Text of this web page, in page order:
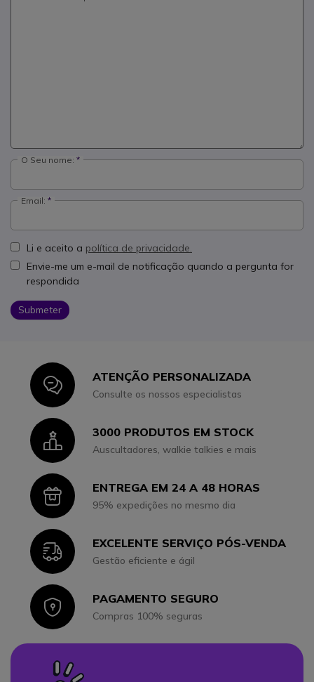
O Seu nome:
Email:
Li e aceito a política de privacidade.
Envie-me um e-mail de notificação quando a pergunta for
respondida
Submeter
IconATENÇÃO PERSONALIZADA
Consulte os nossos especialistas
Icon3000 PRODUTOS EM STOCK
Auscultadores, walkie talkies e mais
IconENTREGA EM 24 A 48 HORAS
95% expedições no mesmo dia
IconEXCELENTE SERVIÇO PÓS-VENDA
Gestão eficiente e ágil
IconPAGAMENTO SEGURO
Compras 100% seguras